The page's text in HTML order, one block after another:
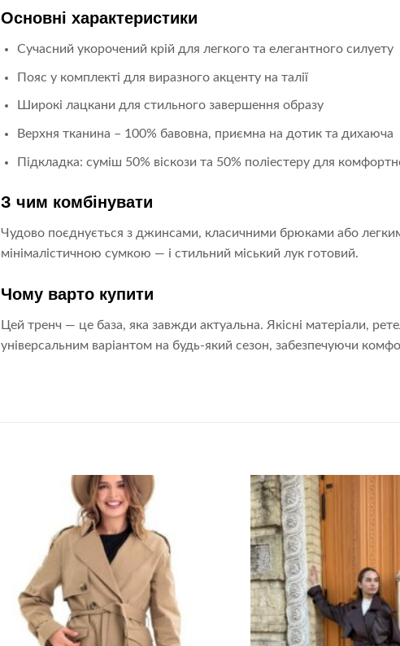
Основні характеристики
Сучасний укорочений крій для легкого та елегантного силуету
Пояс у комплекті для виразного акценту на талії
Широкі лацкани для стильного завершення образу
Верхня тканина – 100% бавовна, приємна на дотик та дихаюча
Підкладка: суміш 50% віскози та 50% поліестеру для
З чим комбінувати
Чудово поєднується з джинсами, класичними брюками або
мінімалістичною сумкою — і стильний міський лук готовий.
Чому варто купити
Цей тренч — це база, яка завжди актуальна. Якісні матеріали,
універсальним варіантом на будь-який сезон, забезпечуючи